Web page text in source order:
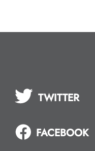
TWITTER
FACEBOOK